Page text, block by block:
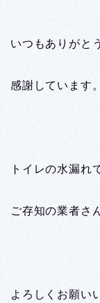
いつもありがと
感謝しています。
トイレの水漏れ
ご存知の業者さ
よろしくお願い